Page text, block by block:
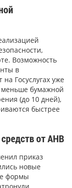
Возможность
в
Госуслугах уже
меньше бумажной
(до 10 дней),
быстрее
от АНВ
приказ
новые
формы